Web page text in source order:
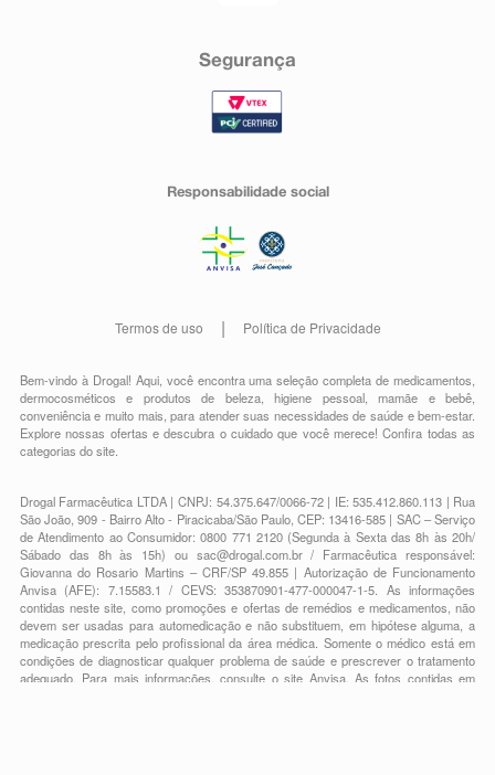
Segurança
Responsabilidade social
Termos de uso Política de Privacidade
Bem-vindo à Drogal! Aqui, você encontra uma seleção completa demedicamentos
dermocosméticos e produtos de beleza,higiene pessoal,mamãe e bebê
conveniênciae muito mais, para atender suas necessidades de saúde e bem-estar.
Explore nossas ofertas e descubra o cuidado que você merece!Confira todas as
categorias do site.
Drogal Farmacêutica LTDA | CNPJ: 54.375.647/0066-72 | IE: 535.412.860.113 | Rua
São João, 909 - Bairro Alto - Piracicaba/São Paulo, CEP: 13416-585 | SAC – Serviço
de Atendimento ao Consumidor: 0800 771 2120 (Segunda à Sexta das 8h às 20h/
Sábado das 8h às 15h) ou sac@drogal.com.br/ Farmacêutica responsável:
Giovanna do Rosario Martins – CRF/SP 49.855 | Autorização de Funcionamento
Anvisa (AFE): 7.15583.1 / CEVS: 353870901-477-000047-1-5. As informações
contidas neste site, como promoções e ofertas de remédios e medicamentos, não
devem ser usadas para automedicação e não substituem, em hipótese alguma, a
medicação prescrita pelo profissional da área médica. Somente o médico está em
condições de diagnosticar qualquer problema de saúde e prescrever o tratamento
adequado. Para mais informações, consulte o site Anvisa. As fotos contidas em